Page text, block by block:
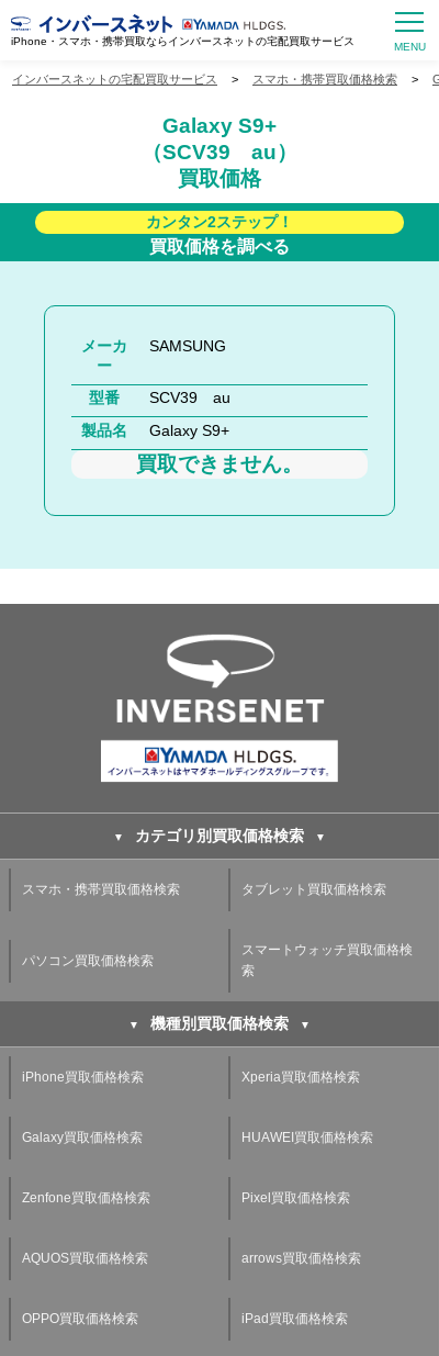
iPhone・スマホ・携帯買取ならインバースネットの宅配買取サービス
インバースネットの宅配買取サービス > スマホ・携帯買取価格検索 >
Galaxy S9+
（SCV39 au）
買取価格
カンタン2ステップ！
買取価格を調べる
メーカ
ー
SAMSUNG
型番
SCV39 au
製品名
Galaxy S9+
買取できません。
カテゴリ別買取価格検索
スマホ・携帯買取価格検索 タブレット買取価格検索
パソコン買取価格検索
スマートウォッチ買取価格検
索
機種別買取価格検索
iPhone買取価格検索 Xperia買取価格検索
Galaxy買取価格検索 HUAWEI買取価格検索
Zenfone買取価格検索 Pixel買取価格検索
AQUOS買取価格検索 arrows買取価格検索
OPPO買取価格検索 iPad買取価格検索